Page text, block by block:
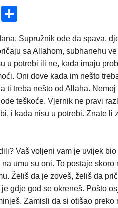
Share
Supružnik ode da spava,
sa Allahom, subhanehu
u potrebi ili ne, kada imaju
Oni dove kada im nešto
ti treba nešto od Allaha.
teškoće. Vjernik ne pravi
i kada nisu u potrebi. Znate li
Vaš voljeni vam je uvijek
umu su oni. To postaje skoro
Želiš da je zoveš, želiš da
gdje god se okreneš. Pošto
Zamisli da si otišao preko